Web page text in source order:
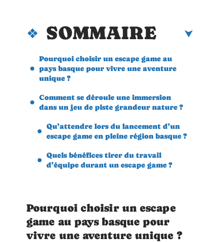
SOMMAIRE
Pourquoi choisir un escape game au
pays basque pour vivre une aventure
unique ?
Comment se déroule une immersion
dans un jeu de piste grandeur nature ?
Qu’attendre lors du lancement d’un
escape game en pleine région basque ?
Quels bénéfices tirer du travail
d’équipe durant un escape game ?
Pourquoi choisir un escape
game au pays basque pour
vivre une aventure unique ?